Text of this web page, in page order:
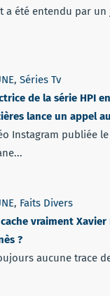
a été entendu par
, Séries Tv
de la série HPI
lance un appel
Instagram publiée
, Faits Divers
cache vraiment
?
aucune trace